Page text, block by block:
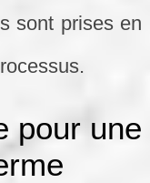
sont prises en
pour une